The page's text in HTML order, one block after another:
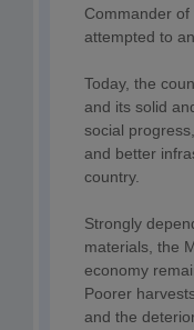
Commander
attempted to
Today, the
and its solid
social
and better
country.
Strongly
materials, the
economy
Poorer
and the